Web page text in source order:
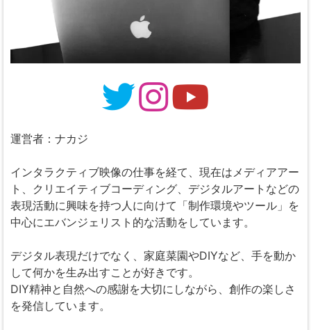
運営者：ナカジ
インタラクティブ映像の仕事を経て、現在はメディアアー
ト、クリエイティブコーディング、デジタルアートなどの
表現活動に興味を持つ人に向けて「制作環境やツール」を
中心にエバンジェリスト的な活動をしています。
デジタル表現だけでなく、家庭菜園やDIYなど、手を動か
して何かを生み出すことが好きです。
DIY精神と自然への感謝を大切にしながら、創作の楽しさ
を発信しています。